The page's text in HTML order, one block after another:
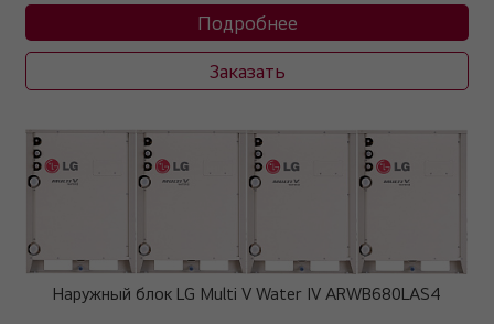
Подробнее
Заказать
Наружный блок LG Multi V Water IV ARWB680LAS4